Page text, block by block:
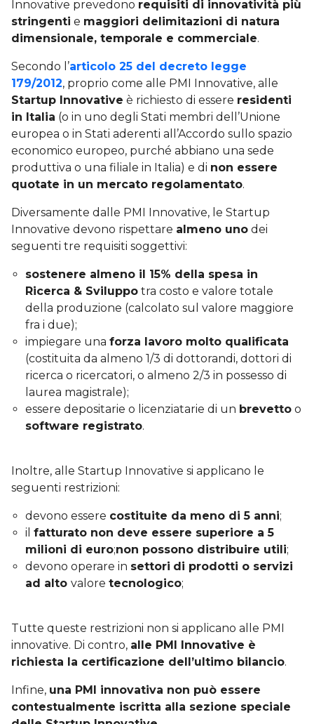
Innovative prevedono requisiti di innovatività più
stringenti e maggiori delimitazioni di natura
dimensionale, temporale e commerciale.
Secondo l’articolo 25 del decreto legge
179/2012, proprio come alle PMI Innovative, alle
Startup Innovative è richiesto di essere residenti
in Italia (o in uno degli Stati membri dell’Unione
europea o in Stati aderenti all’Accordo sullo spazio
economico europeo, purché abbiano una sede
produttiva o una filiale in Italia) e di non essere
quotate in un mercato regolamentato.
Diversamente dalle PMI Innovative, le Startup
Innovative devono rispettare almeno uno dei
seguenti tre requisiti soggettivi:
sostenere almeno il 15% della spesa in
Ricerca & Sviluppo tra costo e valore totale
della produzione (calcolato sul valore maggiore
fra i due);
impiegare una forza lavoro molto qualificata
(costituita da almeno 1/3 di dottorandi, dottori di
ricerca o ricercatori, o almeno 2/3 in possesso di
laurea magistrale);
essere depositarie o licenziatarie di un brevetto o
software registrato.
Inoltre, alle Startup Innovative si applicano le
seguenti restrizioni:
devono essere costituite da meno di 5 anni;
il fatturato non deve essere superiore a 5
milioni di euro;non possono distribuire utili;
devono operare in settori di prodotti o servizi
ad alto valore tecnologico;
Tutte queste restrizioni non si applicano alle PMI
innovative. Di contro, alle PMI Innovative è
richiesta la certificazione dell’ultimo bilancio.
Infine, una PMI innovativa non può essere
contestualmente iscritta alla sezione speciale